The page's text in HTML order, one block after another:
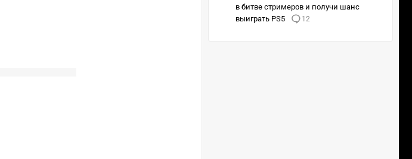
в битве стримеров и получи шанс
выиграть PS5
12